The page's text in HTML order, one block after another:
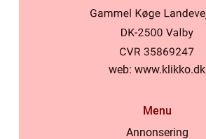
web: www.klikko.dk
Menu
Annonsering